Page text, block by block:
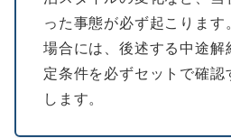
った事態が必ず起こります
場合には、後述する中途解
定条件を必ずセットで確認
します。